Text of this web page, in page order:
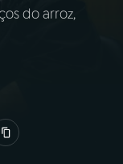
do arroz,